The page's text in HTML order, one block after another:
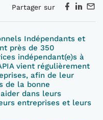
Partager sur
Indépendants et
près de 350
indépendant(e)s à
vient régulièrement
afin de leur
de la bonne
dans leurs
entreprises et leurs